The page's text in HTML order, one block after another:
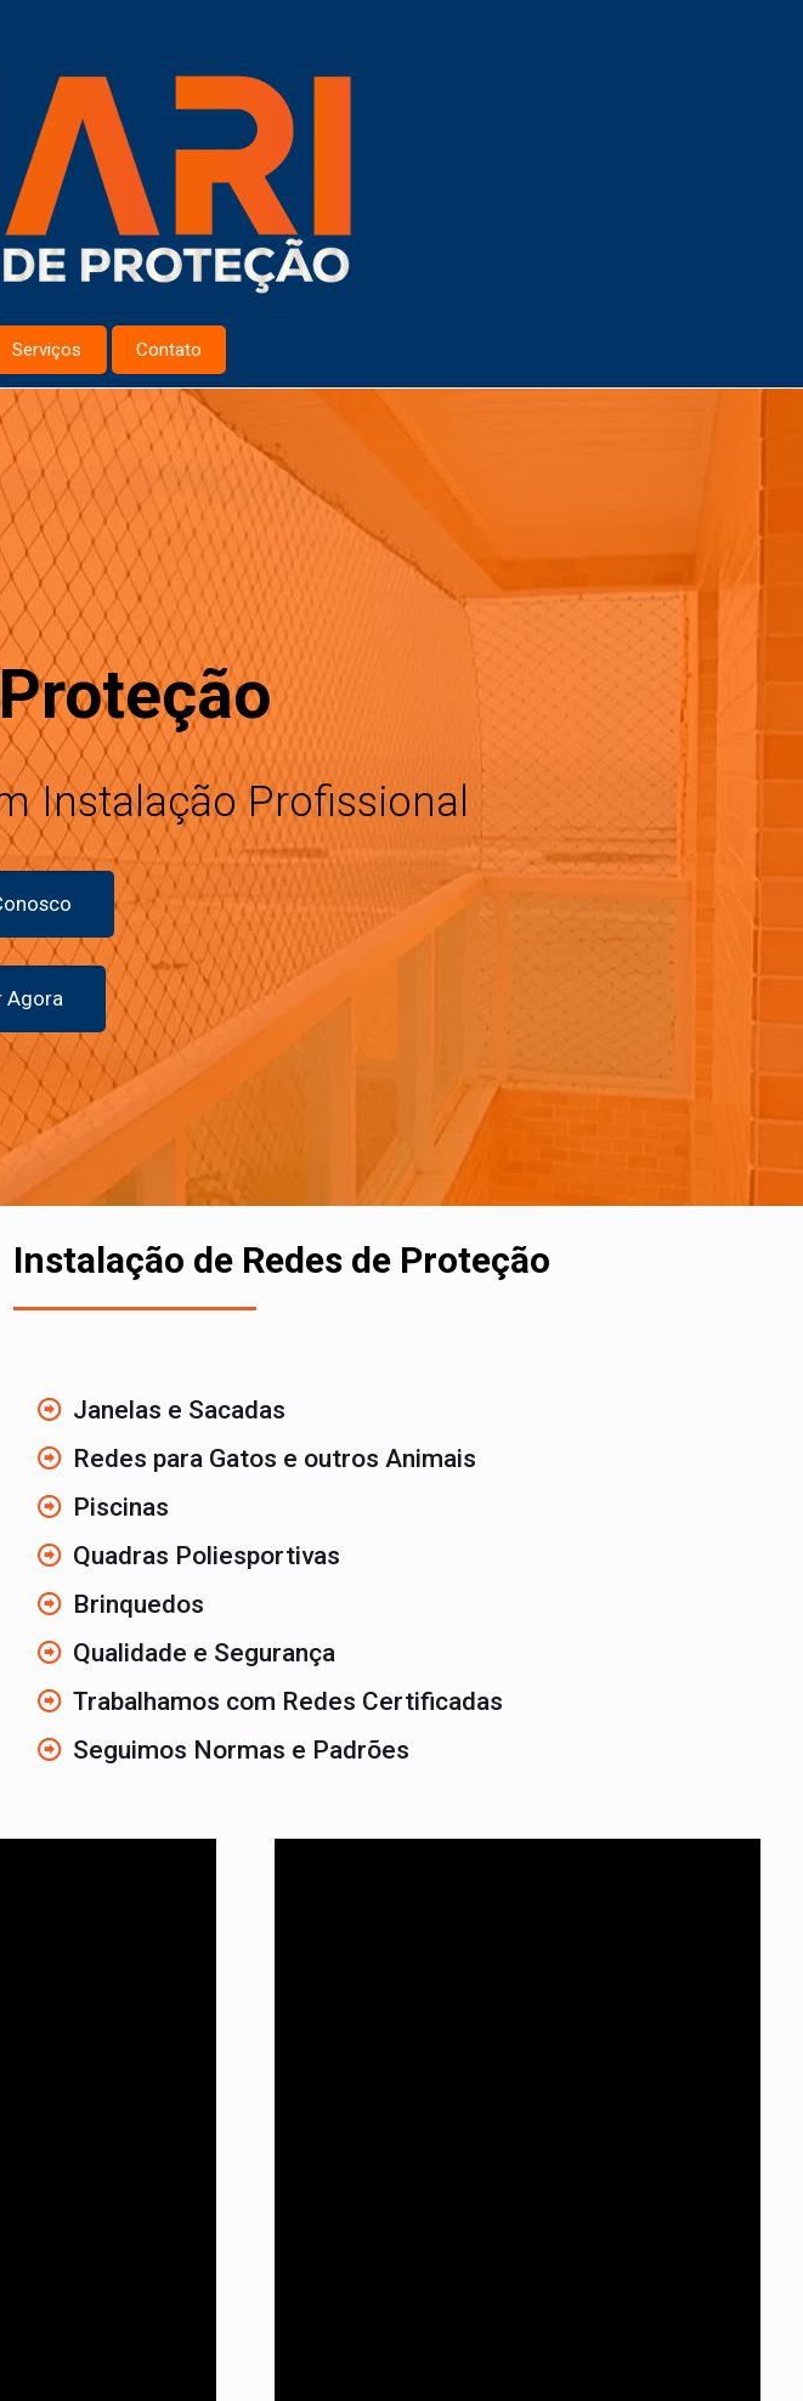
Serviços Contato
Instalação Profissional
Agora
Instalação de Redes de Proteção
Janelas e Sacadas
Redes para Gatos e outros Animais
Piscinas
Quadras Poliesportivas
Brinquedos
Qualidade e Segurança
Trabalhamos com Redes Certificadas
Seguimos Normas e Padrões